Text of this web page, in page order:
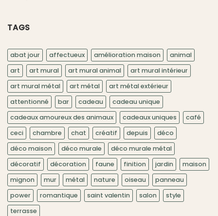
TAGS
abat jour affectueux amélioration maison
animal
art
art mural art mural animal
art mural intérieur
art mural métal
art métal
art métal extérieur
attentionné
bar cadeau
cadeau unique
cadeaux amoureux des animaux
cadeaux uniques
café
ceci
chambre chat créatif depuis
déco
déco maison
déco murale
déco murale métal
décoratif
décoration faune finition jardin
maison
mignon
mur métal nature oiseau
panneau
power
romantique saint valentin salon
style
terrasse